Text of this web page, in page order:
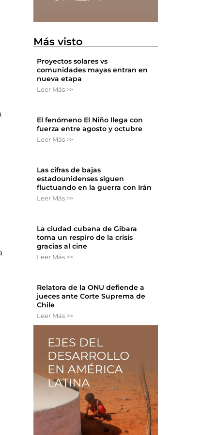
Más visto
Proyectos solares vs
comunidades mayas entran en
nueva etapa
Leer Más >>
El fenómeno El Niño llega con
fuerza entre agosto y octubre
Leer Más >>
Las cifras de bajas
estadounidenses siguen
fluctuando en la guerra con Irán
Leer Más >>
La ciudad cubana de Gibara
toma un respiro de la crisis
gracias al cine
Leer Más >>
Relatora de la ONU defiende a
jueces ante Corte Suprema de
Chile
Leer Más >>